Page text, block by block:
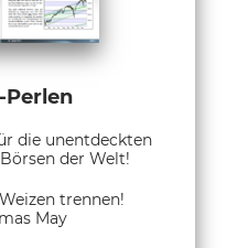
die unentdeckten
der Welt!
trennen!
May